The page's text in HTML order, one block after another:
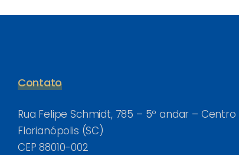
Contato
Rua Felipe Schmidt, 785 – 5º andar – Centro
Florianópolis (SC)
CEP 88010-002